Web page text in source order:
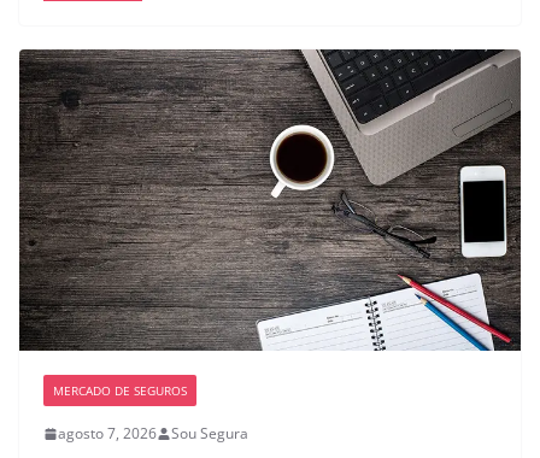
MERCADO DE SEGUROS
agosto 7, 2026 Sou Segura